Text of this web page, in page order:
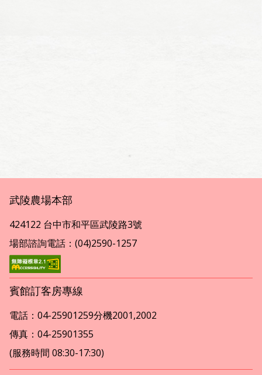
武陵農場本部
424122 台中市和平區武陵路3號
場部諮詢電話：(04)2590-1257
賓館訂客房專線
電話：04-25901259分機2001,2002
傳真：04-25901355
(服務時間 08:30-17:30)